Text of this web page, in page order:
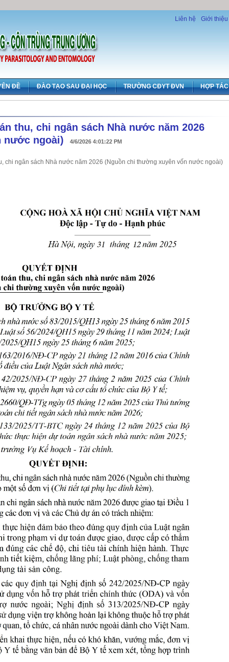
Liên hệ Giới thiệu
ĐỀ ĐÀO TẠO SAU ĐẠI HỌC TRƯỜNG CĐYT ĐVN HỢP TÁC
thu, chi ngân sách Nhà nước năm 2026
nước ngoài)
4/6/2026 4:01:22 PM
chi ngân sách Nhà nước năm 2026 (Nguồn chi thường xuyên vốn nước ngoài)